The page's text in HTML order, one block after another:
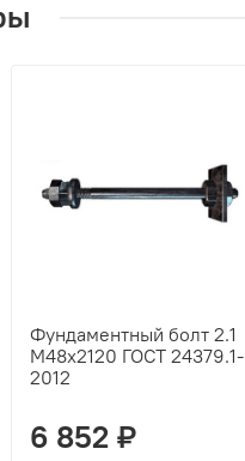
Фундаментный болт 2.1
М48х2120 ГОСТ 24379.1-
2012
6 852 ₽